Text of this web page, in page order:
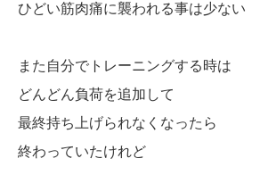
ひどい筋肉痛に襲われる事は少ない
また自分でトレーニングする時は
どんどん負荷を追加して
最終持ち上げられなくなったら
終わっていたけれど